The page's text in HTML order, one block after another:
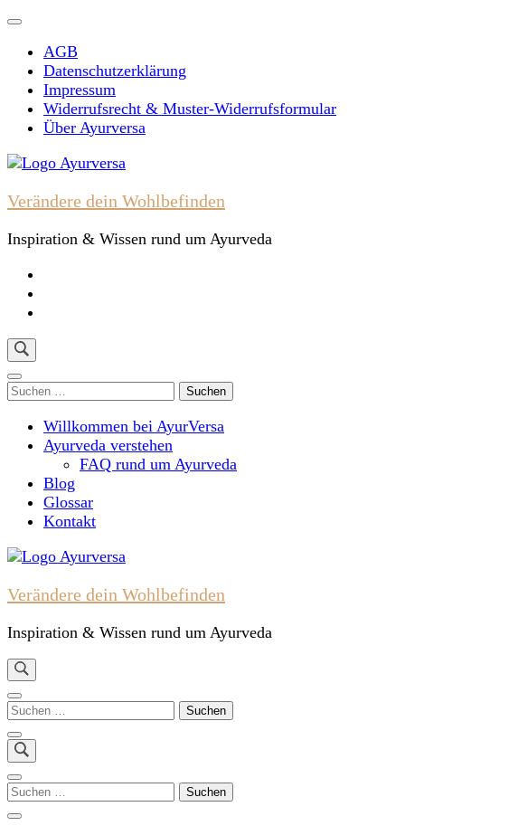
Skip
content
(Press
Enter)
AGB
Datenschutzerklärung
Impressum
Widerrufsrecht & Muster-Widerrufsformular
Über Ayurversa
Verändere dein Wohlbefinden
Inspiration & Wissen rund um Ayurveda
Suchen
Willkommen bei AyurVersa
Ayurveda verstehen
FAQ rund um Ayurveda
Blog
Glossar
Kontakt
Verändere dein Wohlbefinden
Inspiration & Wissen rund um Ayurveda
Suchen
nach:
Suchen